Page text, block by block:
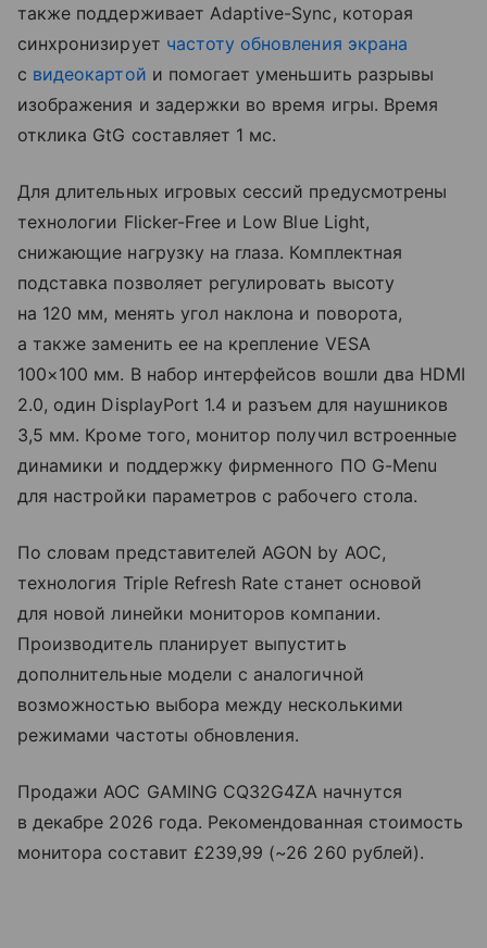
также поддерживает Adaptive-Sync, которая
синхронизирует частоту обновления экрана
с видеокартой и помогает уменьшить разрывы
изображения и задержки во время игры. Время
отклика GtG составляет 1 мс.
Для длительных игровых сессий предусмотрены
технологии Flicker-Free и Low Blue Light,
снижающие нагрузку на глаза. Комплектная
подставка позволяет регулировать высоту
на 120 мм, менять угол наклона и поворота,
а также заменить ее на крепление VESA
100×100 мм. В набор интерфейсов вошли два HDMI
2.0, один DisplayPort 1.4 и разъем для наушников
3,5 мм. Кроме того, монитор получил встроенные
динамики и поддержку фирменного ПО G-Menu
для настройки параметров с рабочего стола.
По словам представителей AGON by AOC,
технология Triple Refresh Rate станет основой
для новой линейки мониторов компании.
Производитель планирует выпустить
дополнительные модели с аналогичной
возможностью выбора между несколькими
режимами частоты обновления.
Продажи AOC GAMING CQ32G4ZA начнутся
в декабре 2026 года. Рекомендованная стоимость
монитора составит £239,99 (~26 260 рублей).